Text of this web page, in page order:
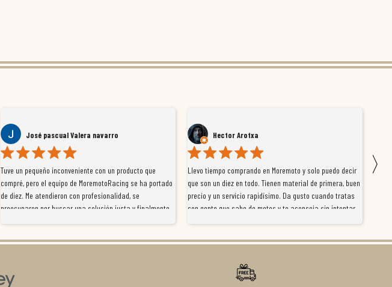
José pascual Valera navarro
Tuve un pequeño inconveniente con un producto que
compré, pero el equipo de MoremotoRacing se ha portado
de diez. Me atendieron con profesionalidad, se
preocuparon por buscar una solución justa y finalmente
con el cliente, y me ofrecieron unas condiciones de
Hector Arotxa
Llevo tiempo comprando en Moremoto y solo puedo decir
que son un diez en todo. Tienen material de primera, buen
precio y un servicio rapidísimo. Da gusto cuando tratas
con gente que sabe de motos y te aconseja sin intentar
el cliente y que disfrutan lo que hacen. Si te gusta la
sitio. Calidad, rapidez y buen rollo. ??️
años
〉